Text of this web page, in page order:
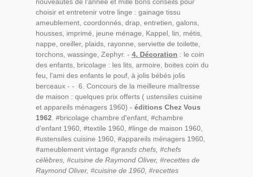
choisir et entretenir votre linge : gainage tissu
ameublement, coordonnés, drap, entretien, galons,
housses, imprimé, jeune ménage, Kappel, lin, métis,
nappe, oreiller, plaids, rayonne, serviette de toilette,
torchons, wassinge, Zephyr. - 4. Décoration : le coin
des enfants, bricolage : les lits, armoire, boites coin du
feu, l'ami des enfants le pouf, à jolis bébés jolis
berceaux - - 6. Concours de la meilleure maîtresse
de maison : quelques prix offerts ( ustensiles cuisine
et appareils ménagers 1960) - éditions Chez Vous
1962 . #bricolage chambre d'enfant, #chambre
d'enfant 1960, #textile 1960, #linge de maison 1960,
#ustensiles cuisine 1960, #appareils ménagers 1960,
#ameublement vintage #grands chefs, #chefs
célèbres, #cuisine de Raymond Oliver, #recettes de
Raymond Oliver, #cuisine de 1960, #recettes